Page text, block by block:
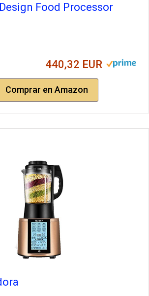
Food Processor
440,32 EUR
Comprar en Amazon